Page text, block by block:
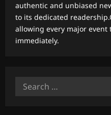
authentic and unbiased
to its dedicated
allowing every major event
immediately.
Search